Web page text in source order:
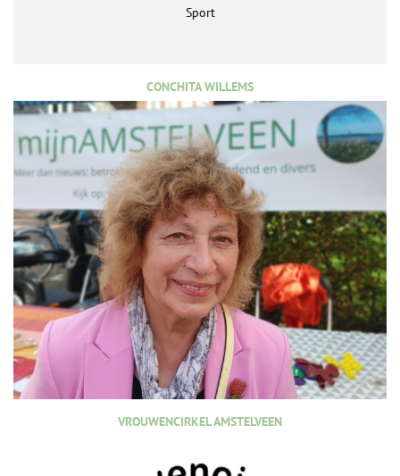
Sport
CONCHITA WILLEMS
VROUWENCIRKEL AMSTELVEEN